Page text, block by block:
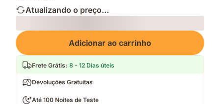
Atualizando o preço...
Loading
Adicionar ao carrinho
Frete Grátis: 8 - 12 Dias úteis
Devoluções Gratuitas
Até 100 Noites de Teste